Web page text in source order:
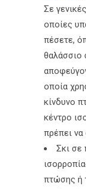
Σε
οποίες
πέσετε,
θαλάσσιο
οποία
κίνδυνο
κέντρο
πρέπει να
Σκι σε
πτώσης ή